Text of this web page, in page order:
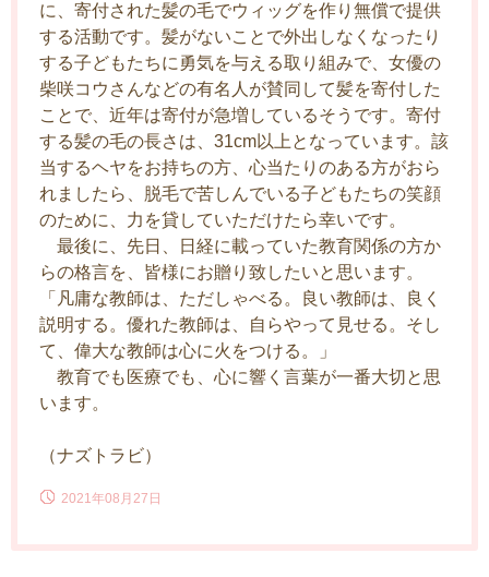
に、寄付された髪の毛でウィッグを作り無償で提供
する活動です。髪がないことで外出しなくなったり
する子どもたちに勇気を与える取り組みで、女優の
柴咲コウさんなどの有名人が賛同して髪を寄付した
ことで、近年は寄付が急増しているそうです。寄付
する髪の毛の長さは、31cm以上となっています。該
当するヘヤをお持ちの方、心当たりのある方がおら
れましたら、脱毛で苦しんでいる子どもたちの笑顔
のために、力を貸していただけたら幸いです。
最後に、先日、日経に載っていた教育関係の方か
らの格言を、皆様にお贈り致したいと思います。
「凡庸な教師は、ただしゃべる。良い教師は、良く
説明する。優れた教師は、自らやって見せる。そし
て、偉大な教師は心に火をつける。」
教育でも医療でも、心に響く言葉が一番大切と思
います。
（ナズトラビ）
2021年08月27日